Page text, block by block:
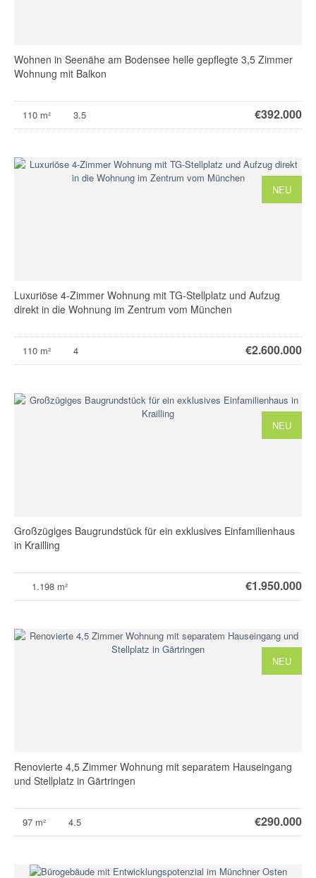
Wohnen in Seenähe am Bodensee helle gepflegte 3,5 Zimmer
Wohnung mit Balkon
110 m² 3.5 €392.000
NEU
Luxuriöse 4-Zimmer Wohnung mit TG-Stellplatz und Aufzug
direkt in die Wohnung im Zentrum vom München
110 m² 4 €2.600.000
NEU
Großzügiges Baugrundstück für ein exklusives Einfamilienhaus
in Krailling
1.198 m² €1.950.000
NEU
Renovierte 4,5 Zimmer Wohnung mit separatem Hauseingang
und Stellplatz in Gärtringen
97 m² 4.5 €290.000